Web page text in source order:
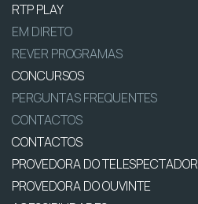
RTP PLAY
EM DIRETO
REVER PROGRAMAS
CONCURSOS
PERGUNTAS FREQUENTES
CONTACTOS
CONTACTOS
PROVEDORA DO TELESPECTADOR
PROVEDORA DO OUVINTE